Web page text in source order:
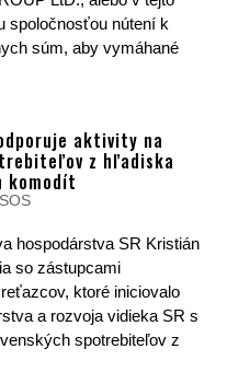
spoločnosťou nútení k
súm, aby vymáhané
aktivity na
z hľadiska
komodít
SOS
hospodárstva SR Kristián
so zástupcami
ktoré iniciovalo
a rozvoja vidieka SR s
spotrebiteľov z